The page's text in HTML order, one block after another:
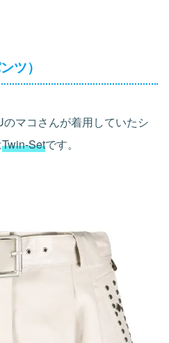
ツ）
のマコさんが着用していたシ
Twin-Setです。